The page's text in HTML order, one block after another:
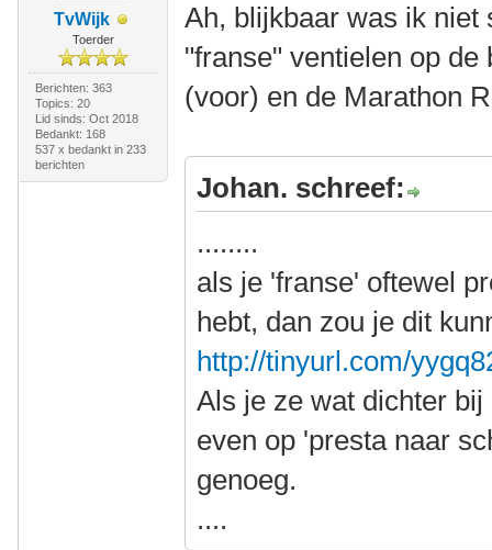
TvWijk
Toerder
Berichten: 363
Topics: 20
Lid sinds: Oct 2018
Bedankt: 168
537 x bedankt in 233
berichten
Ah, blijkbaar was ik niet
"franse" ventielen op
(voor) en de Marathon
Johan. schreef:
........
als je 'franse' oftewel
hebt, dan zou je dit
http://tinyurl.com/
Als je ze wat dichter
even op 'presta naar
genoeg.
....